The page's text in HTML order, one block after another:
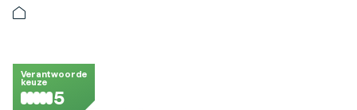
Verantwoorde
keuze
5